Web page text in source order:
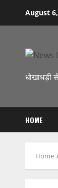
August
धोखाधड़ी
HOME
Home